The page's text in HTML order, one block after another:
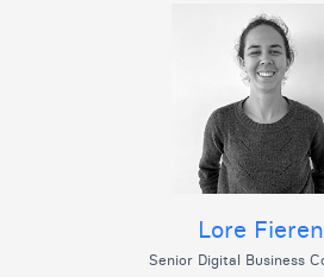
Lore
Senior Digital Business